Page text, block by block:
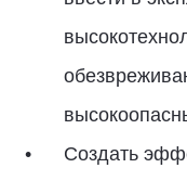
Создать